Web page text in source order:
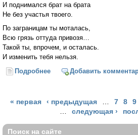
И поднимался брат на брата
Не без участья твоего.
По заграницам ты моталась,
Всю грязь оттуда привозя…
Такой ты, впрочем, и осталась.
И изменить тебя нельзя.
Подробнее о Псевдоинтеллигенция
Добавить
Страницы
« первая ‹ предыдущая … 7 8 9
…
следующая ›
Поиск на сайте